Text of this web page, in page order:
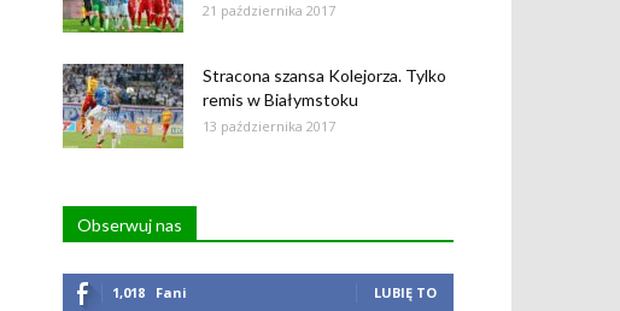
21 października 2017
Stracona szansa Kolejorza. Tylko
remis w Białymstoku
13 października 2017
Obserwuj nas
1,018 Fani LUBIĘ TO